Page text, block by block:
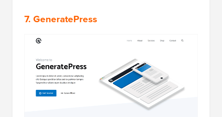
7. GeneratePress